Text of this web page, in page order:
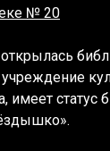
№ 20
имеет статус